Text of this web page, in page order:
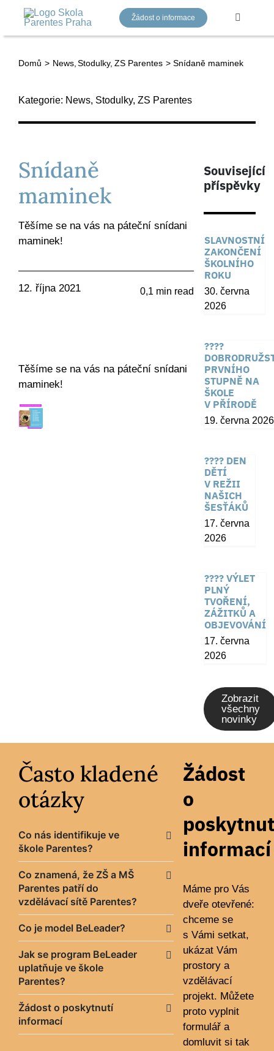
Přeskočit
obsah
Žádost o informace
Toggle
Mateřská škola
Základní škola
Aktuality
Kontakty
Domů News Stodulky ZS Parentes Snídaně maminek
Kategorie: News, Stodulky, ZS Parentes
Snídaně
maminek
Těšíme se na vás na páteční snídani
maminek!
12. října 2021 0,1 min read
Těšíme se na vás na páteční snídani
maminek!
Související
příspěvky
SLAVNOSTNÍ
ZAKONČENÍ
ŠKOLNÍHO
ROKU
30. června
2026
????
PRVNÍHO
STUPNĚ NA
ŠKOLE
V PŘÍRODĚ
19. června 2026
???? DEN
DĚTÍ
V REŽII
NAŠICH
ŠESŤÁKŮ
17. června
2026
???? VÝLET
PLNÝ
TVOŘENÍ,
ZÁŽITKŮ A
OBJEVOVÁNÍ
17. června
2026
Zobrazit
všechny
novinky
Často kladené
otázky
Co nás identifikuje ve
škole Parentes?
Co znamená, že ZŠ a MŠ
Parentes patří do
vzdělávací sítě Parentes?
Co je model BeLeader?
Jak se program BeLeader
uplatňuje ve škole
Parentes?
Žádost o poskytnutí
informací
Žádost
o
informací
Máme pro Vás
dveře otevřené:
chceme se
s Vámi setkat,
ukázat Vám
prostory a
vzdělávací
projekt. Můžete
proto vyplnit
formulář a
domluvit si tak